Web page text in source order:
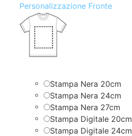
Personalizzazione Fronte
Stampa Nera 20cm
Stampa Nera 24cm
Stampa Nera 27cm
Stampa Digitale 20cm
Stampa Digitale 24cm